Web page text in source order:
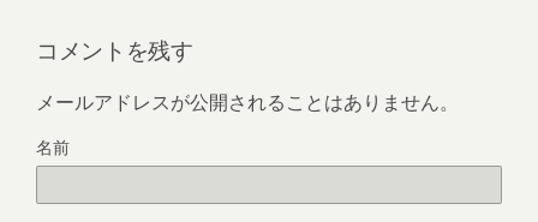
コメントを残す
メールアドレスが公開されることはありません。
名前